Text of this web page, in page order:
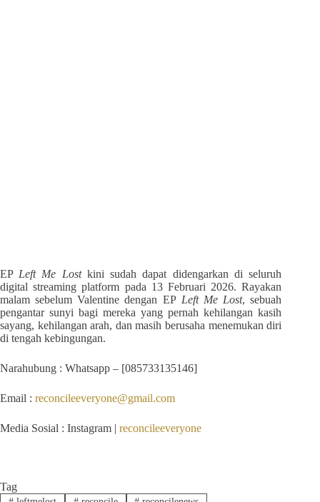
EP Left Me Lostkini sudah dapat didengarkan di seluruh
digital streaming platform pada 13 Februari 2026. Rayakan
malam sebelum Valentine dengan EPLeft Me Lost, sebuah
pengantar sunyi bagi mereka yang pernah kehilangan kasih
sayang, kehilangan arah, dan masih berusaha menemukan diri
di tengah kebingungan.
Narahubung : Whatsapp – [085733135146]
Email : reconcileeveryone@gmail.com
Media Sosial : Instagram | reconcileeveryone
Tag